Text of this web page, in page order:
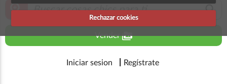
Rechazar cookies
zoom_in search
Venderperm_media
Iniciar sesion Regístrate